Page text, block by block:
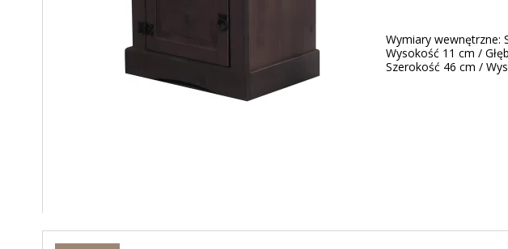
Wymiary wewnętrzne:
Wysokość 11 cm /
Szerokość 46 cm /